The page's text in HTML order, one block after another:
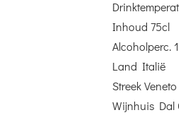
Inhoud 75cl
Alcoholperc.
Land Italië
Streek Veneto
Wijnhuis Dal